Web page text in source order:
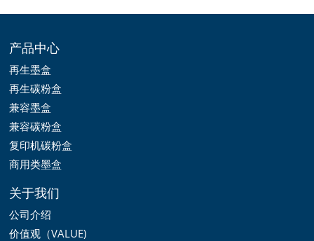
产品中心
再生墨盒
再生碳粉盒
兼容墨盒
兼容碳粉盒
复印机碳粉盒
商用类墨盒
关于我们
公司介绍
价值观（VALUE)